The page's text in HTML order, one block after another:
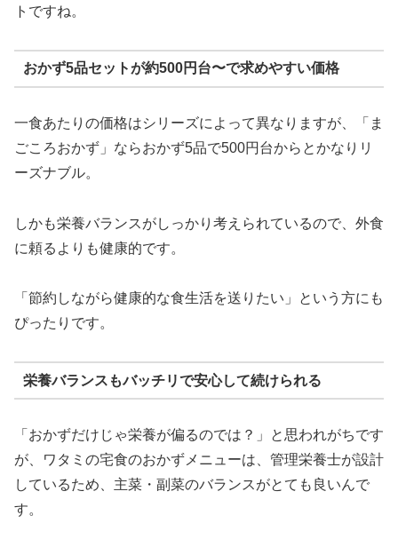
トですね。
おかず5品セットが約500円台〜で求めやすい価格
一食あたりの価格はシリーズによって異なりますが、「ま
ごころおかず」ならおかず5品で500円台からとかなりリ
ーズナブル。
しかも栄養バランスがしっかり考えられているので、外食
に頼るよりも健康的です。
「節約しながら健康的な食生活を送りたい」という方にも
ぴったりです。
栄養バランスもバッチリで安心して続けられる
「おかずだけじゃ栄養が偏るのでは？」と思われがちです
が、ワタミの宅食のおかずメニューは、管理栄養士が設計
しているため、主菜・副菜のバランスがとても良いんで
す。